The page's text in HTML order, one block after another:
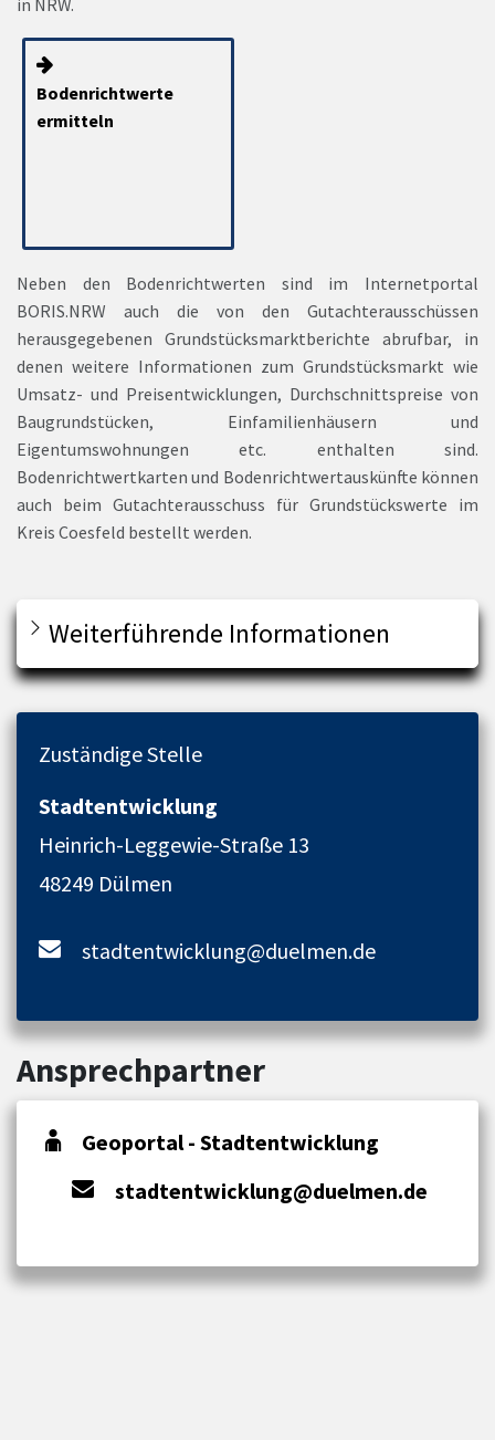
Bodenrichtwerte
ermitteln
Neben den Bodenrichtwerten sind im Internetportal
BORIS.NRW auch die von den Gutachterausschüssen
herausgegebenen Grundstücksmarktberichte abrufbar, in
denen weitere Informationen zum Grundstücksmarkt wie
Umsatz- und Preisentwicklungen, Durchschnittspreise von
Baugrundstücken, Einfamilienhäusern und
Eigentumswohnungen etc. enthalten sind.
Bodenrichtwertkarten und Bodenrichtwertauskünfte können
auch beim Gutachterausschuss für Grundstückswerte im
Kreis Coesfeld bestellt werden.
Weiterführende Informationen
Zuständige Stelle
Stadtentwicklung
Heinrich-Leggewie-Straße 13
48249 Dülmen
stadtentwicklung@duelmen.de
Ansprechpartner
Geoportal - Stadtentwicklung
stadtentwicklung@duelmen.de